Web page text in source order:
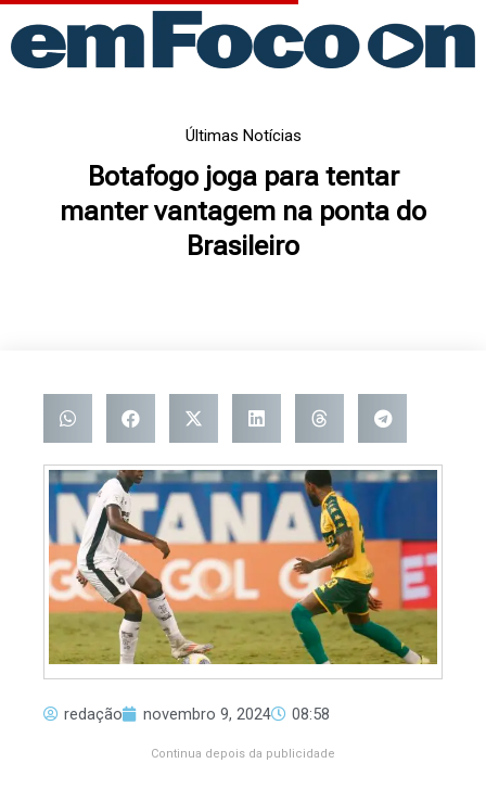
para
Últimas Notícias
Botafogo joga para tentar
manter vantagem na ponta do
Brasileiro
redação novembro 9, 2024 08:58
Continua depois da publicidade